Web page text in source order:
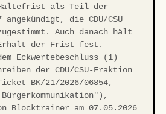
Haltefrist als Teil der
angekündigt, die CDU/CSU
Auch danach hält
der Frist fest.
Eckwertebeschluss (1)
der CDU/CSU-Fraktion
BK/21/2026/06854,
Blocktrainer am 07.05.2026